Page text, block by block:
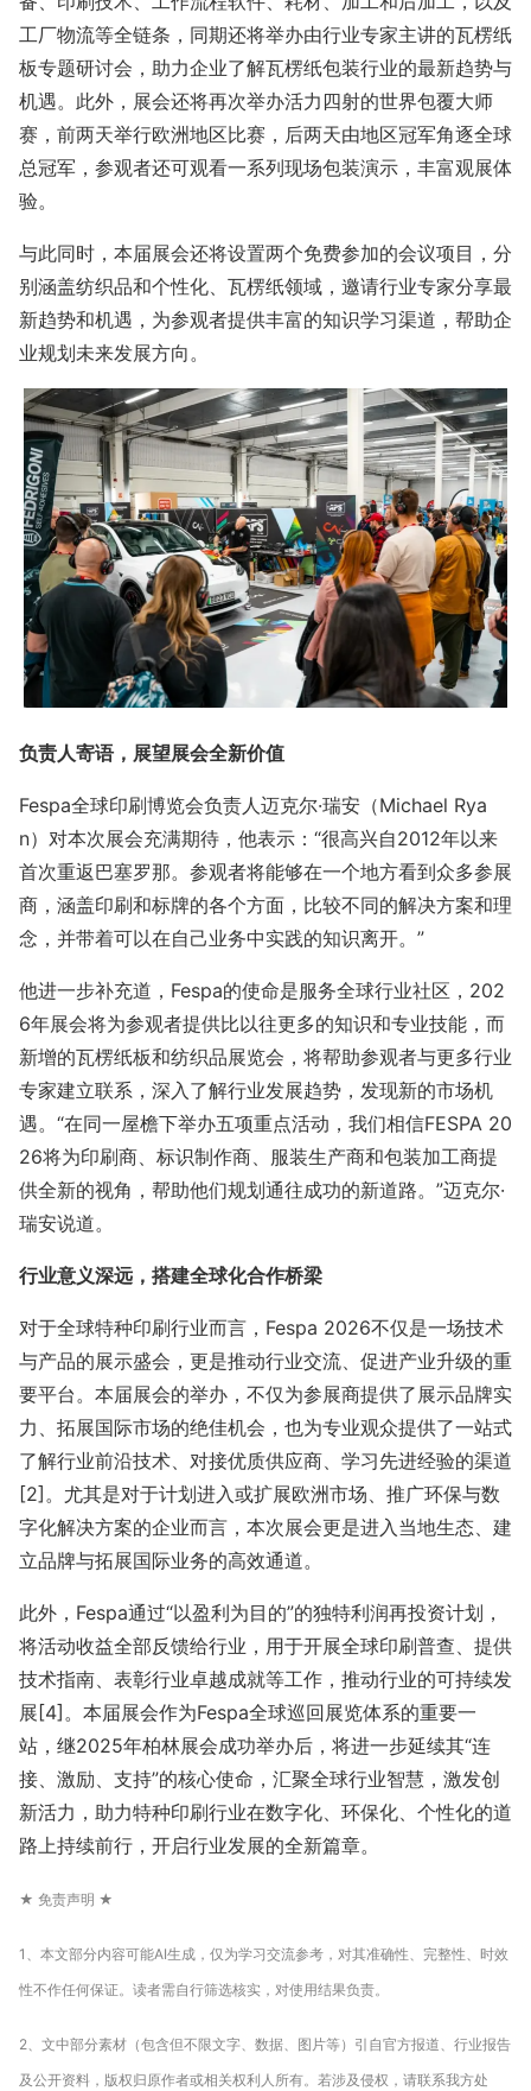
工厂物流等全链条，同期还将举办由行业专家主讲的瓦楞纸
板专题研讨会，助力企业了解瓦楞纸包装行业的最新趋势与
机遇。此外，展会还将再次举办活力四射的世界包覆大师
赛，前两天举行欧洲地区比赛，后两天由地区冠军角逐全球
总冠军，参观者还可观看一系列现场包装演示，丰富观展体
验。
与此同时，本届展会还将设置两个免费参加的会议项目，分
别涵盖纺织品和个性化、瓦楞纸领域，邀请行业专家分享最
新趋势和机遇，为参观者提供丰富的知识学习渠道，帮助企
业规划未来发展方向。
负责人寄语，展望展会全新价值
Fespa全球印刷博览会负责人迈克尔·瑞安（Michael Rya
n）对本次展会充满期待，他表示：“很高兴自2012年以来
首次重返巴塞罗那。参观者将能够在一个地方看到众多参展
商，涵盖印刷和标牌的各个方面，比较不同的解决方案和理
念，并带着可以在自己业务中实践的知识离开。”
他进一步补充道，Fespa的使命是服务全球行业社区，202
6年展会将为参观者提供比以往更多的知识和专业技能，而
新增的瓦楞纸板和纺织品展览会，将帮助参观者与更多行业
专家建立联系，深入了解行业发展趋势，发现新的市场机
遇。“在同一屋檐下举办五项重点活动，我们相信FESPA 20
26将为印刷商、标识制作商、服装生产商和包装加工商提
供全新的视角，帮助他们规划通往成功的新道路。”迈克尔·
瑞安说道。
行业意义深远，搭建全球化合作桥梁
对于全球特种印刷行业而言，Fespa 2026不仅是一场技术
与产品的展示盛会，更是推动行业交流、促进产业升级的重
要平台。本届展会的举办，不仅为参展商提供了展示品牌实
力、拓展国际市场的绝佳机会，也为专业观众提供了一站式
了解行业前沿技术、对接优质供应商、学习先进经验的渠道
[2]。尤其是对于计划进入或扩展欧洲市场、推广环保与数
字化解决方案的企业而言，本次展会更是进入当地生态、建
立品牌与拓展国际业务的高效通道。
此外，Fespa通过“以盈利为目的”的独特利润再投资计划，
将活动收益全部反馈给行业，用于开展全球印刷普查、提供
技术指南、表彰行业卓越成就等工作，推动行业的可持续发
展[4]。本届展会作为Fespa全球巡回展览体系的重要一
站，继2025年柏林展会成功举办后，将进一步延续其“连
接、激励、支持”的核心使命，汇聚全球行业智慧，激发创
新活力，助力特种印刷行业在数字化、环保化、个性化的道
路上持续前行，开启行业发展的全新篇章。
★ 免责声明 ★
1、本文部分内容可能AI生成，仅为学习交流参考，对其准确性、完整性、时效
性不作任何保证。读者需自行筛选核实，对使用结果负责。
2、文中部分素材（包含但不限文字、数据、图片等）引自官方报道、行业报告
及公开资料，版权归原作者或相关权利人所有。若涉及侵权，请联系我方处